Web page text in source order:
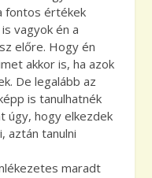
fontos értékek
vagyok én a
előre. Hogy én
akkor is, ha azok
De legalább az
is tanulhatnék
úgy, hogy elkezdek
aztán tanulni
maradt